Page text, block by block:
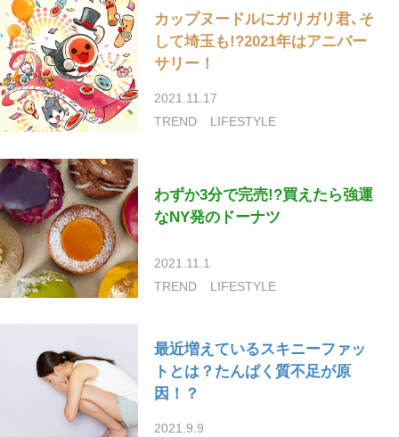
カップヌードルにガリガリ君､そ
して埼玉も!?2021年はアニバー
サリー！
2021.11.17
TREND
LIFESTYLE
わずか3分で完売!?買えたら強運
なNY発のドーナツ
2021.11.1
TREND
LIFESTYLE
最近増えているスキニーファッ
トとは？たんぱく質不足が原
因！？
2021.9.9